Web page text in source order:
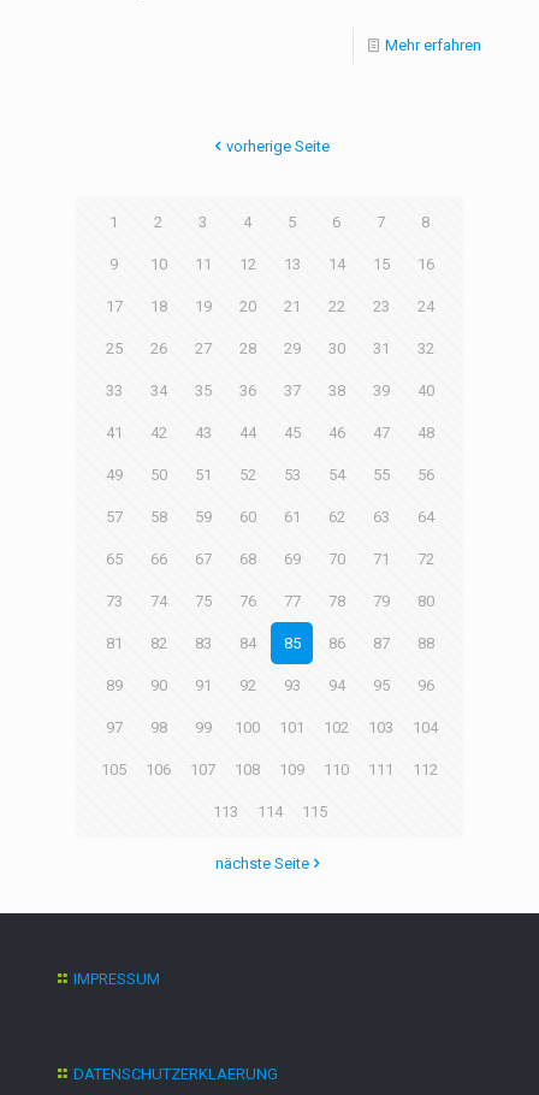
Mehr erfahren
vorherige Seite
1 2 3 4 5 6 7 8
9 10 11 12 13 14 15 16
17 18 19 20 21 22 23 24
25 26 27 28 29 30 31 32
33 34 35 36 37 38 39 40
41 42 43 44 45 46 47 48
49 50 51 52 53 54 55 56
57 58 59 60 61 62 63 64
65 66 67 68 69 70 71 72
73 74 75 76 77 78 79 80
81 82 83 84 85 86 87 88
89 90 91 92 93 94 95 96
97 98 99 100 101 102 103 104
105 106 107 108 109 110 111 112
113 114 115
nächste Seite
IMPRESSUM
DATENSCHUTZERKLAERUNG